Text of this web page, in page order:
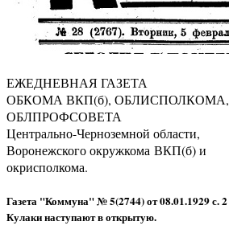
ЕЖЕДНЕВНАЯ ГАЗЕТА
ОБКОМА ВКП(б), ОБЛИСПОЛКОМА,
ОБЛПРОФСОВЕТА
Центрально-Черноземной области,
Воронежского окружкома ВКП(б) и
окрисполкома.
Газета "Коммуна" № 5(2744) от 08.01.1929 с. 2
Кулаки наступают в открытую.